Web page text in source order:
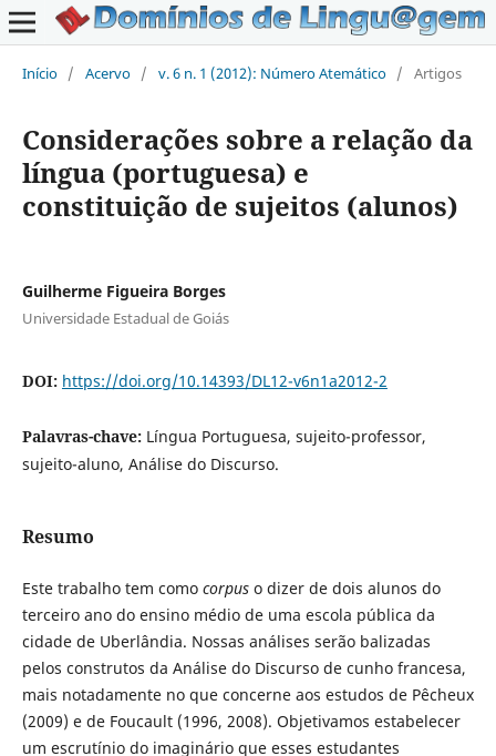
Início / Acervo / v. 6 n. 1 (2012): Número Atemático / Artigos
Considerações sobre a relação da
língua (portuguesa) e
constituição de sujeitos (alunos)
Guilherme Figueira Borges
Universidade Estadual de Goiás
DOI: https://doi.org/10.14393/DL12-v6n1a2012-2
Palavras-chave: Língua Portuguesa, sujeito-professor,
sujeito-aluno, Análise do Discurso.
Resumo
Este trabalho tem como corpuso dizer de dois alunos do
terceiro ano do ensino médio de uma escola pública da
cidade de Uberlândia. Nossas análises serão balizadas
pelos construtos da Análise do Discurso de cunho francesa,
mais notadamente no que concerne aos estudos de Pêcheux
(2009) e de Foucault (1996, 2008). Objetivamos estabelecer
um escrutínio do imaginário que esses estudantes